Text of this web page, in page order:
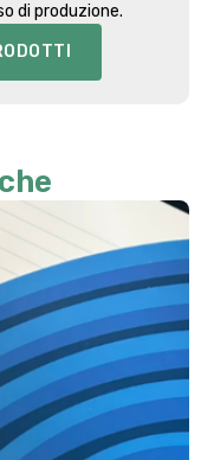
di produzione.